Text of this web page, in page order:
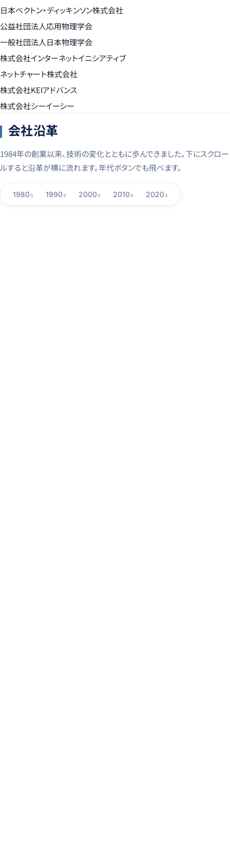
日本ベクトン・ディッキンソン株式会社
公益社団法人応用物理学会
一般社団法人日本物理学会
株式会社インターネットイニシアティブ
ネットチャート株式会社
株式会社KEIアドバンス
株式会社シーイーシー
会社沿革
1984年の創業以来、技術の変化とともに歩んできました。下にスクロー
ルすると沿革が横に流れます。年代ボタンでも飛べます。
1980 s 1990 s 2000 s 2010 s 2020 s